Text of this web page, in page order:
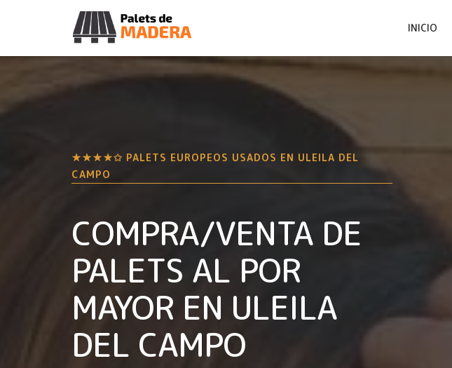
INICIO
★★★★✩ PALETS EUROPEOS USADOS EN ULEILA DEL
CAMPO
COMPRA/VENTA DE
PALETS AL POR
MAYOR EN ULEILA
DEL CAMPO